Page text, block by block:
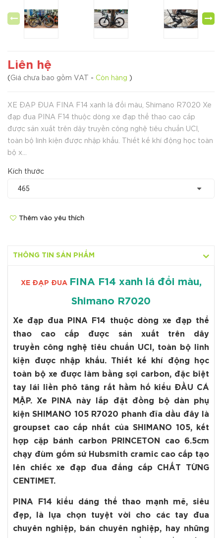
Liên hệ
( Giá chưa bao gồm VAT - Còn hàng )
XE ĐẠP ĐUA FINA F14 xanh lá đổi màu, Shimano R7020 Xe
đạp đua PINA F14 thuộc dòng xe đạp thể thao cao cấp
được sản xuất trên dây truyền công nghệ tiêu chuẩn UCI,
toàn bộ linh kiện được nhập khẩu. Thiết kế khí động học toàn
bộ x...
Kích thước
Thêm vào yêu thích
THÔNG TIN SẢN PHẨM
XE ĐẠP ĐUA FINA F14 xanh lá đổi màu,
Shimano R7020
Xe đạp đua PINA F14 thuộc dòng xe đạp thể
thao cao cấp được sản xuất trên dây
truyền công nghệ tiêu chuẩn UCI, toàn bộ linh
kiện được nhập khẩu. Thiết kế khí động học
toàn bộ xe được làm bằng sợi carbon, đặc biệt
tay lái liền phô tăng rất hầm hố kiểu ĐẦU CÁ
MẬP. Xe PINA này lắp đặt đồng bộ dàn phụ
kiện SHIMANO 105 R7020 phanh đĩa dầu đây là
groupset cao cấp nhất của SHIMANO 105, kết
hợp cặp bánh carbon PRINCETON cao 6.5cm
chạy đùm gốm sứ Hubsmith cramic cao cấp tạo
lên chiếc xe đạp đua đẳng cấp CHẤT TỪNG
CENTIMET.
PINA F14 kiểu dáng thể thao mạnh mẽ, siêu
đẹp, là lựa chọn tuyệt vời cho các tay đua
chuyên nghiệp, bán chuyên nghiệp, hay những